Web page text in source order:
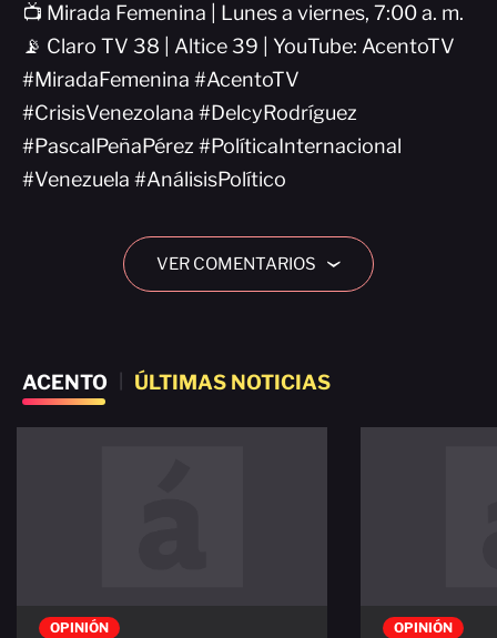
📺 Mirada Femenina | Lunes a viernes, 7:00 a. m.
📡 Claro TV 38 | Altice 39 | YouTube: AcentoTV
#MiradaFemenina #AcentoTV
#CrisisVenezolana #DelcyRodríguez
#PascalPeñaPérez #PolíticaInternacional
#Venezuela #AnálisisPolítico
VER COMENTARIOS ›
ACENTO ÚLTIMAS NOTICIAS
OPINIÓN OPINIÓN